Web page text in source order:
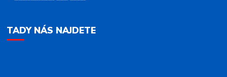
TADY NÁS NAJDETE